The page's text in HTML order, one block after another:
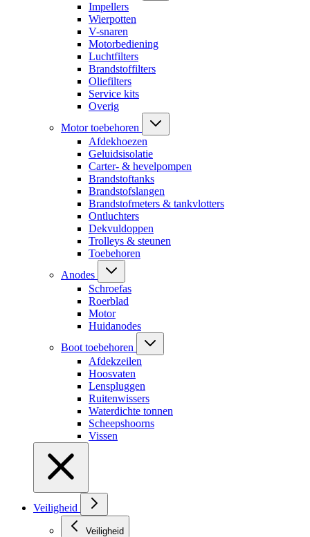
Impellers
Wierpotten
V-snaren
Motorbediening
Luchtfilters
Brandstoffilters
Oliefilters
Service kits
Overig
Motor toebehoren
Afdekhoezen
Geluidsisolatie
Carter- & hevelpompen
Brandstoftanks
Brandstofslangen
Brandstofmeters & tankvlotters
Ontluchters
Dekvuldoppen
Trolleys & steunen
Toebehoren
Anodes
Schroefas
Roerblad
Motor
Huidanodes
Boot toebehoren
Afdekzeilen
Hoosvaten
Lenspluggen
Ruitenwissers
Waterdichte tonnen
Scheepshoorns
Vissen
Veiligheid
Veiligheid